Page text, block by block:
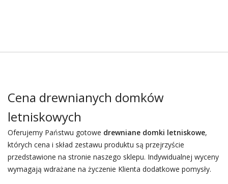
Cena drewnianych domków
letniskowych
Oferujemy Państwu gotowe drewniane domki letniskowe,
których cena i skład zestawu produktu są przejrzyście
przedstawione na stronie naszego sklepu. Indywidualnej wyceny
wymagają wdrażane na życzenie Klienta dodatkowe pomysły.